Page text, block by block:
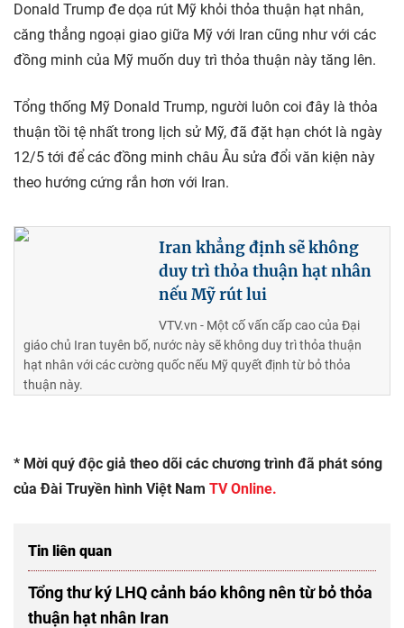
Donald Trump đe dọa rút Mỹ khỏi thỏa thuận hạt nhân,
căng thẳng ngoại giao giữa Mỹ với Iran cũng như với các
đồng minh của Mỹ muốn duy trì thỏa thuận này tăng lên.
Tổng thống Mỹ Donald Trump, người luôn coi đây là thỏa
thuận tồi tệ nhất trong lịch sử Mỹ, đã đặt hạn chót là ngày
12/5 tới để các đồng minh châu Âu sửa đổi văn kiện này
theo hướng cứng rắn hơn với Iran.
Iran khẳng định sẽ không
duy trì thỏa thuận hạt nhân
nếu Mỹ rút lui
VTV.vn - Một cố vấn cấp cao của Đại
giáo chủ Iran tuyên bố, nước này sẽ không duy trì thỏa thuận
hạt nhân với các cường quốc nếu Mỹ quyết định từ bỏ thỏa
thuận này.
* Mời quý độc giả theo dõi các chương trình đã phát sóng
của Đài Truyền hình Việt Nam TV Online.
Tin liên quan
Tổng thư ký LHQ cảnh báo không nên từ bỏ thỏa
thuận hạt nhân Iran